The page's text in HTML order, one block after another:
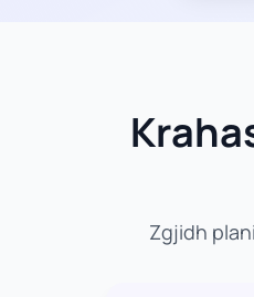
Zgjidh